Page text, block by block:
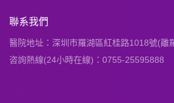
聯系我們
醫院地址：深圳市羅湖區紅桂路1018號(離
咨詢熱線(24小時在線)：0755-25595888